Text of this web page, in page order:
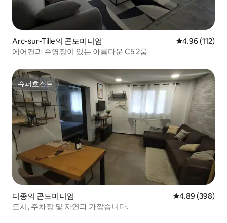
Arc-sur-Tille의 콘도미니엄 평점 4.96점(5
4.96 (112)
에어컨과 수영장이 있는 아름다운 C5 2룸
슈퍼호스트
슈퍼호스트
디종의 콘도미니엄 평점 4.89점(5
4.89 (398)
도시, 주차장 및 자연과 가깝습니다.